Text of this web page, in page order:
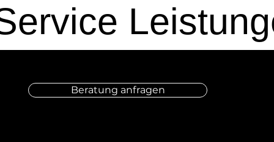
Beratung anfragen